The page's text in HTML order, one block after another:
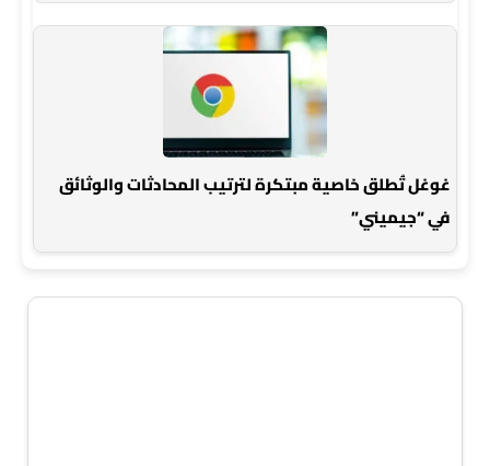
غوغل تُطلق خاصية مبتكرة لترتيب المحادثات والوثائق
في “جيميني”